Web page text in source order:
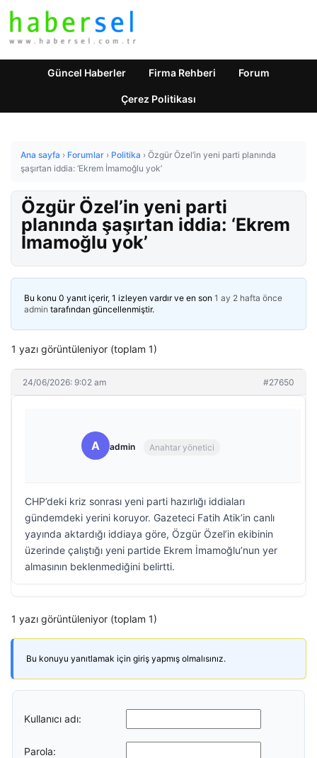
Güncel Haberler Firma Rehberi Forum
Çerez Politikası
Ana sayfa › Forumlar › Politika › Özgür Özel’in yeni parti planında
şaşırtan iddia: ‘Ekrem İmamoğlu yok’
Özgür Özel’in yeni parti
planında şaşırtan iddia: ‘Ekrem
İmamoğlu yok’
Bu konu 0 yanıt içerir, 1 izleyen vardır ve en son 1 ay 2 hafta önce
admin tarafından güncellenmiştir.
1 yazı görüntüleniyor (toplam 1)
24/06/2026: 9:02 am #27650
A admin Anahtar yönetici
CHP’deki kriz sonrası yeni parti hazırlığı iddiaları
gündemdeki yerini koruyor. Gazeteci Fatih Atik’in canlı
yayında aktardığı iddiaya göre, Özgür Özel’in ekibinin
üzerinde çalıştığı yeni partide Ekrem İmamoğlu’nun yer
almasının beklenmediğini belirtti.
1 yazı görüntüleniyor (toplam 1)
Bu konuyu yanıtlamak için giriş yapmış olmalısınız.
Kullanıcı adı:
Parola: